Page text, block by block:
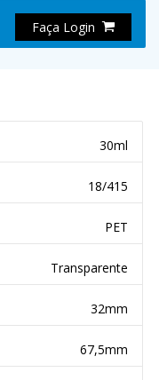
Faça Login
30ml
18/415
PET
Transparente
32mm
67,5mm